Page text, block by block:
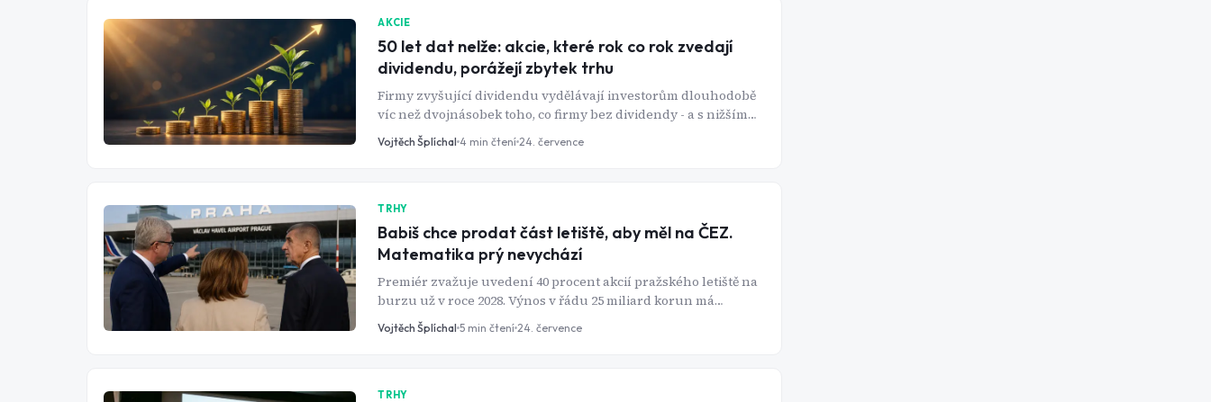
AKCIE
50 let dat nelže: akcie, které rok co rok zvedají
dividendu, porážejí zbytek trhu
Firmy zvyšující dividendu vydělávají investorům dlouhodobě
víc než dvojnásobek toho, co firmy bez dividendy - a s nižším
rizikem. Jak přesně dividend growth investing funguje?
Vojtěch Šplíchal 4 min čtení 24. července
TRHY
Babiš chce prodat část letiště, aby měl na ČEZ.
Matematika prý nevychází
Premiér zvažuje uvedení 40 procent akcií pražského letiště na
burzu už v roce 2028. Výnos v řádu 25 miliard korun má
pomoci se zestátněním ČEZ, jenže na to podle analytiků ani
zdaleka nestačí.
Vojtěch Šplíchal 5 min čtení 24. července
TRHY